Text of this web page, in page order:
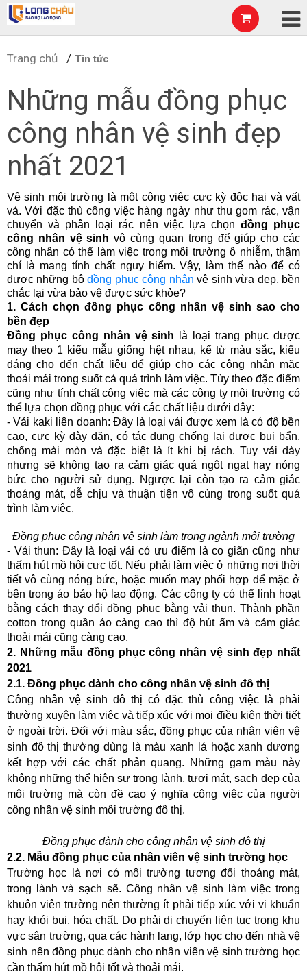
Trang chủ Tin tức
Những mẫu đồng phục
công nhân vệ sinh đẹp
nhất 2021
Vệ sinh môi trường là một công việc cực kỳ độc hại và vất
vả. Với đặc thù công việc hàng ngày như thu gom rác, vận
chuyển và phân loại rác nên việc lựa chọn đồng phục
công nhân vệ sinh vô cùng quan trọng để giúp cho các
công nhân có thể làm việc trong môi trường ô nhiễm, thậm
chí là mang tính chất nguy hiểm. Vậy, làm thế nào để có
được những bộ đồng phục công nhân vệ sinh vừa đẹp, bền
chắc lại vừa bảo vệ được sức khỏe?
1. Cách chọn đồng phục công nhân vệ sinh sao cho
bền đẹp
Đồng phục công nhân vệ sinh
là loại trang phục được
may theo 1 kiểu mẫu giống hệt nhau, kể từ màu sắc, kiểu
dáng cho đến chất liệu để giúp cho các công nhân mặc
thoải mái trong suốt cả quá trình làm việc. Tùy theo đặc điểm
cũng như tính chất công việc mà các công ty môi trường có
thể lựa chọn đồng phục với các chất liệu dưới đây:
- Vải kaki liên doanh: Đây là loại vải được xem là có độ bền
cao, cực kỳ dày dặn, có tác dụng chống lại được bụi bẩn,
chống mài mòn và đặc biệt là ít khi bị rách. Tuy vải dày
nhưng sẽ không tạo ra cảm giác quá ngột ngạt hay nóng
bức cho người sử dụng. Ngược lại còn tạo ra cảm giác
thoáng mát, dễ chịu và thuận tiện vô cùng trong suốt quá
trình làm việc.
Đồng phục công nhân vệ sinh làm trong ngành môi trường
- Vải thun: Đây là loại vải có ưu điểm là co giãn cũng như
thấm hút mồ hôi cực tốt. Nếu phải làm việc ở những nơi thời
tiết vô cùng nóng bức, hoặc muốn may phối hợp để mặc ở
bên trong áo bảo hộ lao động. Các công ty có thể linh hoạt
bằng cách thay đổi đồng phục bằng vải thun. Thành phần
cotton trong quần áo càng cao thì độ hút ẩm và cảm giác
thoải mái cũng càng cao.
2. Những mẫu đồng phục công nhân vệ sinh đẹp nhất
2021
2.1. Đồng phục dành cho công nhân vệ sinh đô thị
Công nhân vệ sinh đô thị có đặc thù công việc là phải
thường xuyên làm việc và tiếp xúc với mọi điều kiện thời tiết
ở ngoài trời. Đối với màu sắc, đồng phục của nhân viên vệ
sinh đô thị thường dùng là màu xanh lá hoặc xanh dương
kết hợp với các chất phản quang. Những gam màu này
không những thể hiện sự trong lành, tươi mát, sạch đẹp của
môi trường mà còn đề cao ý nghĩa công việc của người
công nhân vệ sinh môi trường đô thị.
Đồng phục dành cho công nhân vệ sinh đô thị
2.2. Mẫu đồng phục của nhân viên vệ sinh trường học
Trường học là nơi có môi trường tương đối thoáng mát,
trong lành và sạch sẽ. Công nhân vệ sinh làm việc trong
khuôn viên trường nên thường ít phải tiếp xúc với vi khuẩn
hay khói bụi, hóa chất. Do phải di chuyển liên tục trong khu
vực sân trường, qua các hành lang, lớp học cho đến nhà vệ
sinh nên đồng phục dành cho nhân viên vệ sinh trường học
cần thấm hút mồ hôi tốt và thoải mái.